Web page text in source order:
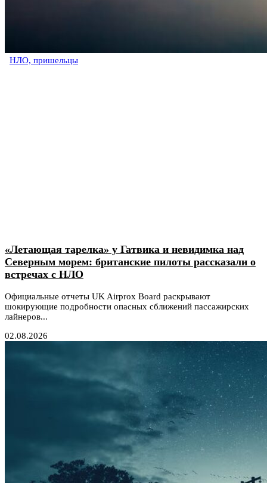
НЛО, пришельцы
«Летающая тарелка» у Гатвика и невидимка над
Северным морем: британские пилоты рассказали о
встречах с НЛО
Официальные отчеты UK Airprox Board раскрывают
шокирующие подробности опасных сближений пассажирских
лайнеров...
02.08.2026